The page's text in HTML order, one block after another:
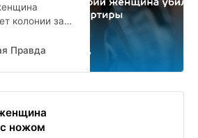
колонии за
Правда
ножом